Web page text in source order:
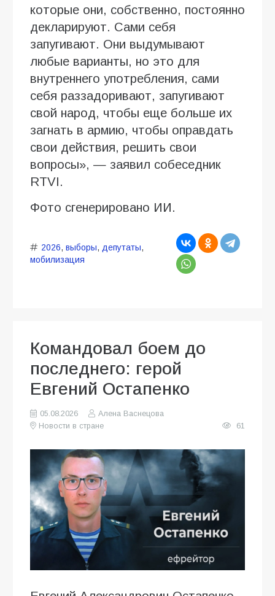
которые они, собственно, постоянно
декларируют. Сами себя
запугивают. Они выдумывают
любые варианты, но это для
внутреннего употребления, сами
себя раззадоривают, запугивают
свой народ, чтобы еще больше их
загнать в армию, чтобы оправдать
свои действия, решить свои
вопросы», — заявил собеседник
RTVI.
Фото сгенерировано ИИ.
2026, выборы, депутаты,
мобилизация
Командовал боем до
последнего: герой
Евгений Остапенко
05.08.2026
Алена Васнецова
Новости в стране
61